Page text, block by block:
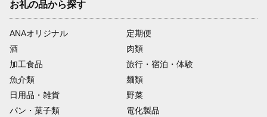
08
お礼の品から探す
ANAオリジナル
定期便
酒
肉類
加工食品
旅行・宿泊・体験
魚介類
麺類
日用品・雑貨
野菜
パン・菓子類
電化製品